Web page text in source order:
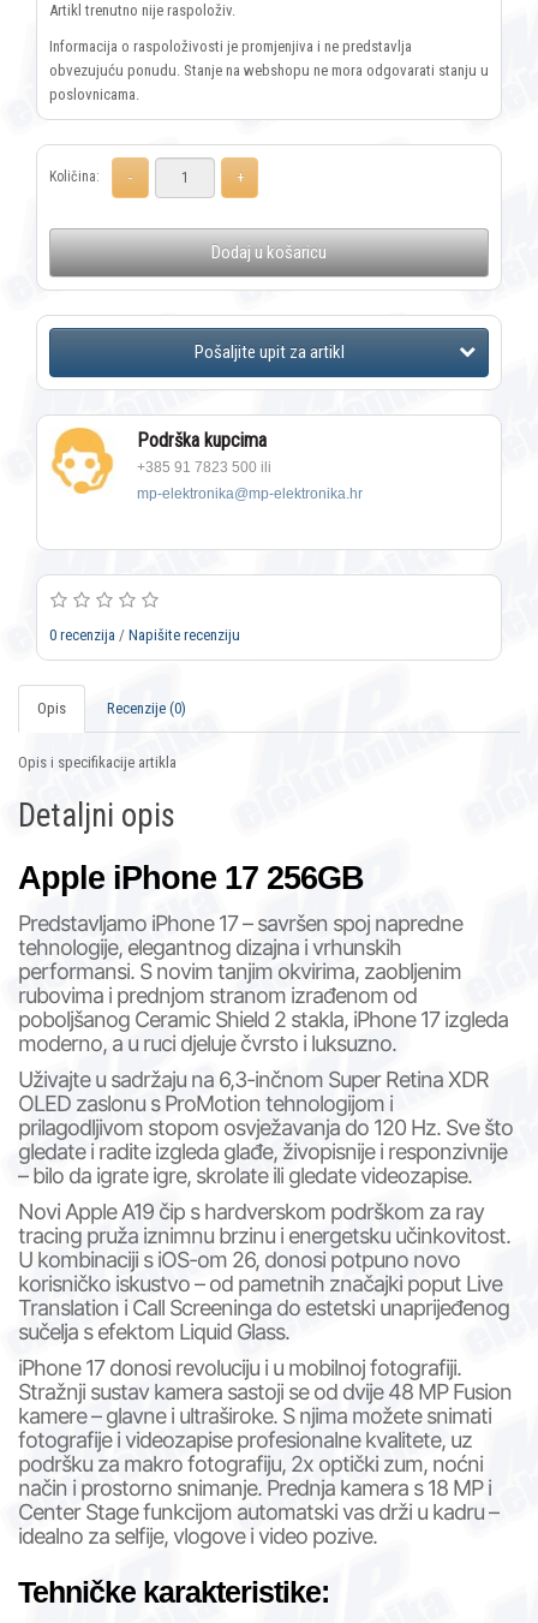
Artikl trenutno nije raspoloživ.
Informacija o raspoloživosti je promjenjiva i ne predstavlja
obvezujuću ponudu. Stanje na webshopu ne mora odgovarati stanju u
poslovnicama.
Količina:
Dodaj u košaricu
Podrška kupcima
+385 91 7823 500 ili
mp-elektronika@mp-elektronika.hr
0 recenzija / Napišite recenziju
Opis Recenzije (0)
Opis i specifikacije artikla
Detaljni opis
Apple iPhone 17 256GB
Predstavljamo iPhone 17 – savršen spoj napredne
tehnologije, elegantnog dizajna i vrhunskih
performansi. S novim tanjim okvirima, zaobljenim
rubovima i prednjom stranom izrađenom od
poboljšanog Ceramic Shield 2 stakla, iPhone 17 izgleda
moderno, a u ruci djeluje čvrsto i luksuzno.
Uživajte u sadržaju na 6,3-inčnom Super Retina XDR
OLED zaslonu s ProMotion tehnologijom i
prilagodljivom stopom osvježavanja do 120 Hz. Sve što
gledate i radite izgleda glađe, živopisnije i responzivnije
– bilo da igrate igre, skrolate ili gledate videozapise.
Novi Apple A19 čip s hardverskom podrškom za ray
tracing pruža iznimnu brzinu i energetsku učinkovitost.
U kombinaciji s iOS-om 26, donosi potpuno novo
korisničko iskustvo – od pametnih značajki poput Live
Translation i Call Screeninga do estetski unaprijeđenog
sučelja s efektom Liquid Glass.
iPhone 17 donosi revoluciju i u mobilnoj fotografiji.
Stražnji sustav kamera sastoji se od dvije 48 MP Fusion
kamere – glavne i ultraširoke. S njima možete snimati
fotografije i videozapise profesionalne kvalitete, uz
podršku za makro fotografiju, 2x optički zum, noćni
način i prostorno snimanje. Prednja kamera s 18 MP i
Center Stage funkcijom automatski vas drži u kadru –
idealno za selfije, vlogove i video pozive.
Tehničke karakteristike: